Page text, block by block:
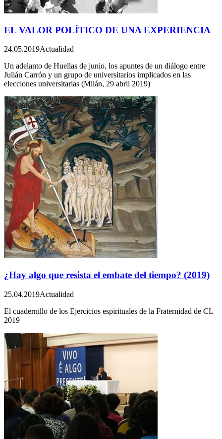
EL VALOR POLÍTICO DE UNA EXPERIENCIA
24.05.2019Actualidad
Un adelanto de Huellas de junio, los apuntes de un diálogo entre
Julián Carrón y un grupo de universitarios implicados en las
elecciones universitarias (Milán, 29 abril 2019)
¿Hay algo que resista el embate del tiempo? (2019)
25.04.2019Actualidad
El cuadernillo de los Ejercicios espirituales de la Fraternidad de CL
2019